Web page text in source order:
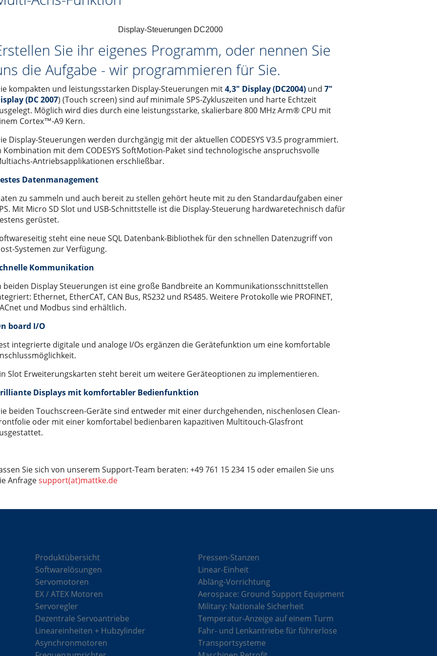
Serie EY
/ MISO
60, 80, 100
50, 65, 80, 110
entry level" der Serie LIGHT 30, 50, 80
Serie ONE 50, 80, 110
der Serie ROBOT 100, 130, 160, 220
der Serie SC 65 (100), 130, 160
155, 225, 325
der Serie VR 140
Leitungen
sowie für optische Fiberglaskabel
für 4 Leitungen
Transportsysteme
Servomotor)
Kein Trick. Reine Ingenieursleistung.
Die grosse Frage: DC- oder BLDC-Motoren?
Neue internationale Wirkungsgradklassen für Motoren
Karriere
Display-Steuerungen DC2000
Sie ihr eigenes Programm, oder nennen Sie
die Aufgabe - wir programmieren für Sie.
kompakten und leistungsstarken Display-Steuerungen mit4,3" Display (DC2004) und 7"
(DC 2007) (Touch screen) sind auf minimale SPS-Zykluszeiten und harte Echtzeit
Möglich wird dies durch eine leistungsstarke, skalierbare 800 MHz Arm® CPU mit
Cortex™-A9 Kern.
Display-Steuerungen werden durchgängig mit der aktuellen CODESYS V3.5 programmiert.
Kombination mit dem CODESYS SoftMotion-Paket sind technologische anspruchsvolle
Antriebsapplikationen erschließbar.
Datenmanagement
zu sammeln und auch bereit zu stellen gehört heute mit zu den Standardaufgaben einer
Mit Micro SD Slot und USB-Schnittstelle ist die Display-Steuerung hardwaretechnisch dafür
gerüstet.
steht eine neue SQL Datenbank-Bibliothek für den schnellen Datenzugriff von
Systemen zur Verfügung.
Kommunikation
beiden Display Steuerungen ist eine große Bandbreite an Kommunikationsschnittstellen
Ethernet, EtherCAT, CAN Bus, RS232 und RS485. Weitere Protokolle wie PROFINET,
und Modbus sind erhältlich.
board I/O
integrierte digitale und analoge I/Os ergänzen die Gerätefunktion um eine komfortable
Slot Erweiterungskarten steht bereit um weitere Geräteoptionen zu implementieren.
Displays mit komfortabler Bedienfunktion
beiden Touchscreen-Geräte sind entweder mit einer durchgehenden, nischenlosen Clean-
oder mit einer komfortabel bedienbaren kapazitiven Multitouch-Glasfront
Sie sich von unserem Support-Team beraten: +49 761 15 234 15 oder emailen Sie uns
Anfragesupport(at)mattke.de
Produktübersicht
Softwarelösungen
Servomotoren
EX / ATEX Motoren
Servoregler
Dezentrale Servoantriebe
Lineareinheiten + Hubzylinder
Asynchronmotoren
Pressen-Stanzen
Linear-Einheit
Abläng-Vorrichtung
Aerospace: Ground Support Equipment
Military: Nationale Sicherheit
Temperatur-Anzeige auf einem Turm
Fahr- und Lenkantriebe für führerlose
Transportsysteme